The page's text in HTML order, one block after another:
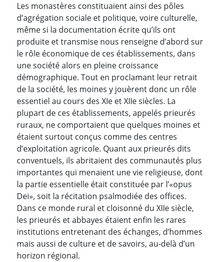
Les monastères constituaient ainsi des pôles
d’agrégation sociale et politique, voire culturelle,
même si la documentation écrite qu’ils ont
produite et transmise nous renseigne d’abord sur
le rôle économique de ces établissements, dans
une société alors en pleine croissance
démographique. Tout en proclamant leur retrait
de la société, les moines y jouèrent donc un rôle
essentiel au cours des XIe et XIIe siècles. La
plupart de ces établissements, appelés prieurés
ruraux, ne comportaient que quelques moines et
étaient surtout conçus comme des centres
d’exploitation agricole. Quant aux prieurés dits
conventuels, ils abritaient des communautés plus
importantes qui menaient une vie religieuse, dont
la partie essentielle était constituée par l’«opus
Dei», soit la récitation psalmodiée des offices.
Dans ce monde rural et cloisonné du XIIe siècle,
les prieurés et abbayes étaient enfin les rares
institutions entretenant des échanges, d’hommes
mais aussi de culture et de savoirs, au-delà d’un
horizon régional.